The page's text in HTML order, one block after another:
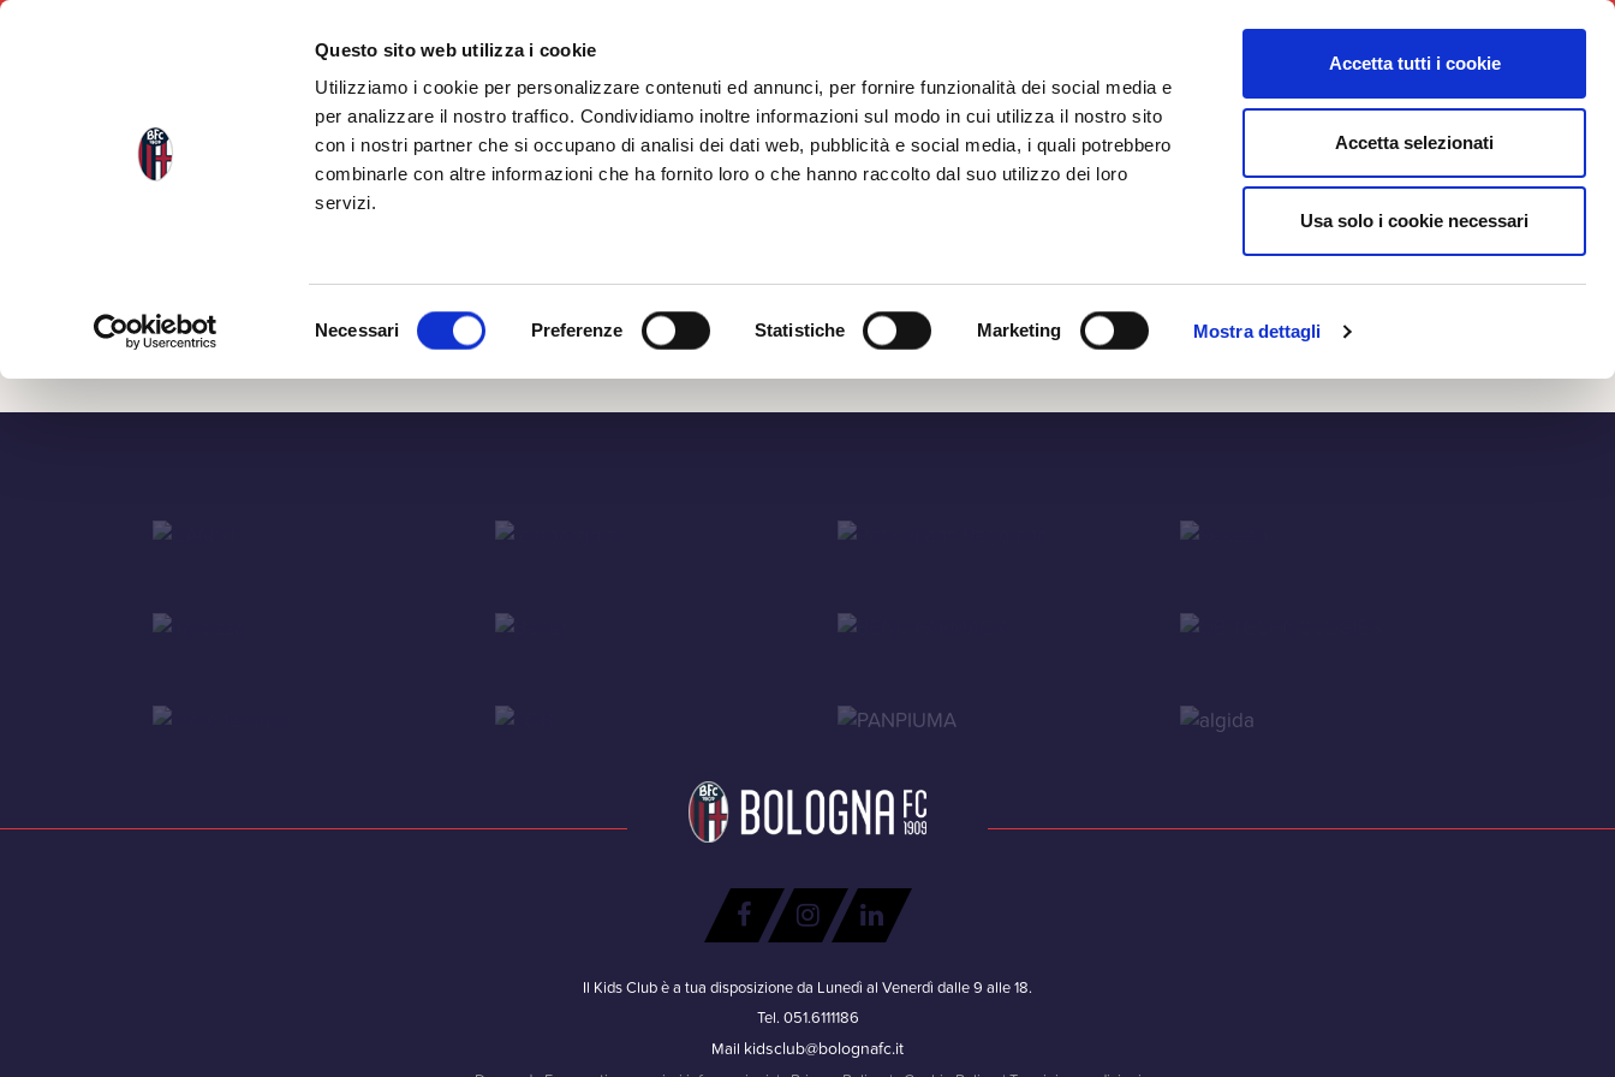
Questo sito web utilizza i cookie
Utilizziamo i cookie per personalizzare contenuti ed annunci, per fornire funzionalità dei social media e
per analizzare il nostro traffico. Condividiamo inoltre informazioni sul modo in cui utilizza il nostro sito
con i nostri partner che si occupano di analisi dei dati web, pubblicità e social media, i quali potrebbero
combinarle con altre informazioni che ha fornito loro o che hanno raccolto dal suo utilizzo dei loro
servizi.
Necessari Preferenze Statistiche Marketing Mostra dettagli
Accetta tutti i cookie
Accetta selezionati
Usa solo i cookie necessari
Indietro
Il Kids Club è a tua disposizione da Lunedì al Venerdì dalle 9 alle 18.
Tel. 051.6111186
Mail kidsclub@bolognafc.it